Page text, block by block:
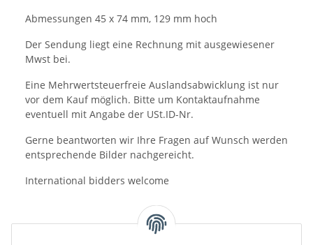
Abmessungen 45 x 74 mm, 129 mm hoch
Der Sendung liegt eine Rechnung mit ausgewiesener
Mwst bei.
Eine Mehrwertsteuerfreie Auslandsabwicklung ist nur
vor dem Kauf möglich. Bitte um Kontaktaufnahme
eventuell mit Angabe der USt.ID-Nr.
Gerne beantworten wir Ihre Fragen auf Wunsch werden
entsprechende Bilder nachgereicht.
International bidders welcome